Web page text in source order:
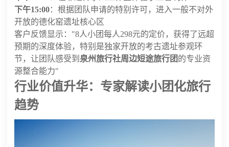
下午15:00：根据团队申请的特别许可，进入一般不对外
开放的德化窑遗址核心区
客户反馈显示："8人小团每人298元的定价，获得了远超
预期的深度体验，特别是独家开放的考古遗址参观环
节，让团队感受到 泉州旅行社周边短途旅行团 的专业资
源整合能力"
行业价值升华：专家解读小团化旅行
趋势